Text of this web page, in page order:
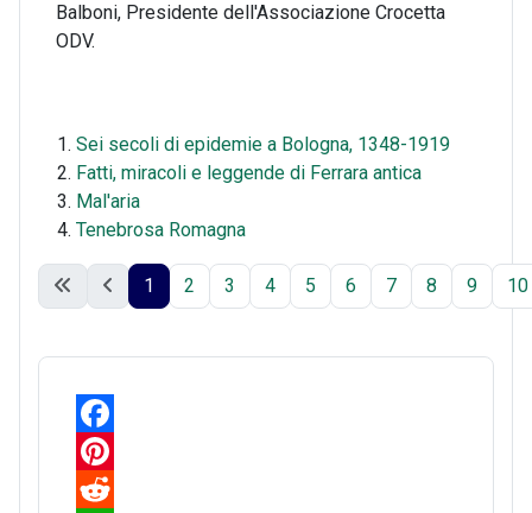
Balboni, Presidente dell'Associazione Crocetta
ODV.
Sei secoli di epidemie a Bologna, 1348-1919
Fatti, miracoli e leggende di Ferrara antica
Mal'aria
Tenebrosa Romagna
1 2 3 4 5 6 7 8 9 10
F
a
P